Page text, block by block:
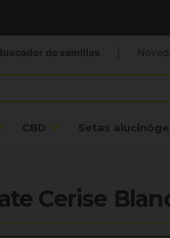
CBD Setas
de semillas
Cerise